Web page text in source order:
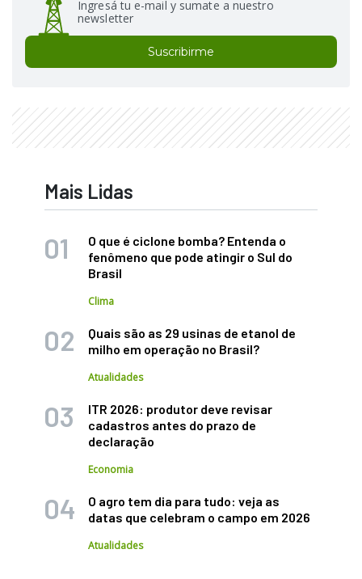
Ingresá tu e-mail y sumate a nuestro
newsletter
Suscribirme
Mais Lidas
O que é ciclone bomba? Entenda o
fenômeno que pode atingir o Sul do
Brasil
Clima
Quais são as 29 usinas de etanol de
milho em operação no Brasil?
Atualidades
ITR 2026: produtor deve revisar
cadastros antes do prazo de
declaração
Economia
O agro tem dia para tudo: veja as
datas que celebram o campo em 2026
Atualidades